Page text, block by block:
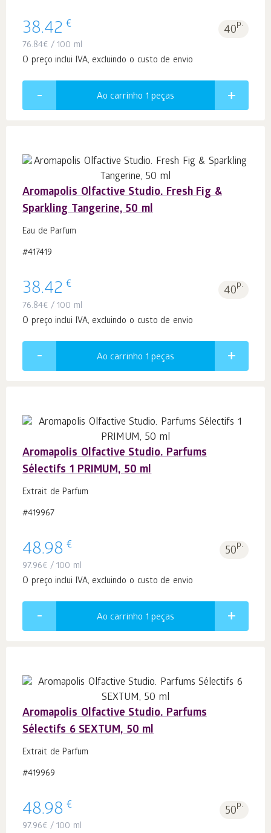
38.42 € 40p.
76.84€ / 100 ml
O preço inclui IVA, excluindo o custo de envio
Ao carrinho 1 peças
Aromapolis Olfactive Studio. Fresh Fig &
Sparkling Tangerine, 50 ml
Eau de Parfum
#417419
38.42 € 40p.
76.84€ / 100 ml
O preço inclui IVA, excluindo o custo de envio
Ao carrinho 1 peças
Aromapolis Olfactive Studio. Parfums
Sélectifs 1 PRIMUM, 50 ml
Extrait de Parfum
#419967
48.98 € 50p.
97.96€ / 100 ml
O preço inclui IVA, excluindo o custo de envio
Ao carrinho 1 peças
Aromapolis Olfactive Studio. Parfums
Sélectifs 6 SEXTUM, 50 ml
Extrait de Parfum
#419969
48.98 € 50p.
97.96€ / 100 ml